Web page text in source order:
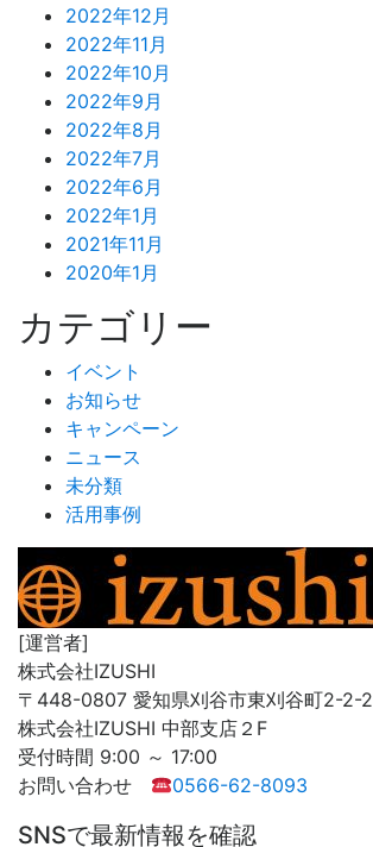
2022年12月
2022年11月
2022年10月
2022年9月
2022年8月
2022年7月
2022年6月
2022年1月
2021年11月
2020年1月
カテゴリー
イベント
お知らせ
キャンペーン
ニュース
未分類
活用事例
[運営者]
株式会社IZUSHI
〒448-0807 愛知県刈谷市東刈谷町2-2-2
株式会社IZUSHI 中部支店２F
受付時間 9:00 ～ 17:00
お問い合わせ
0566-62-8093
SNSで最新情報を確認